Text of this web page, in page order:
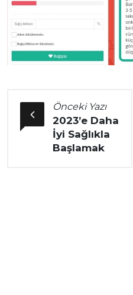
Önceki Yazı
2023’e Daha
İyi Sağlıkla
Başlamak